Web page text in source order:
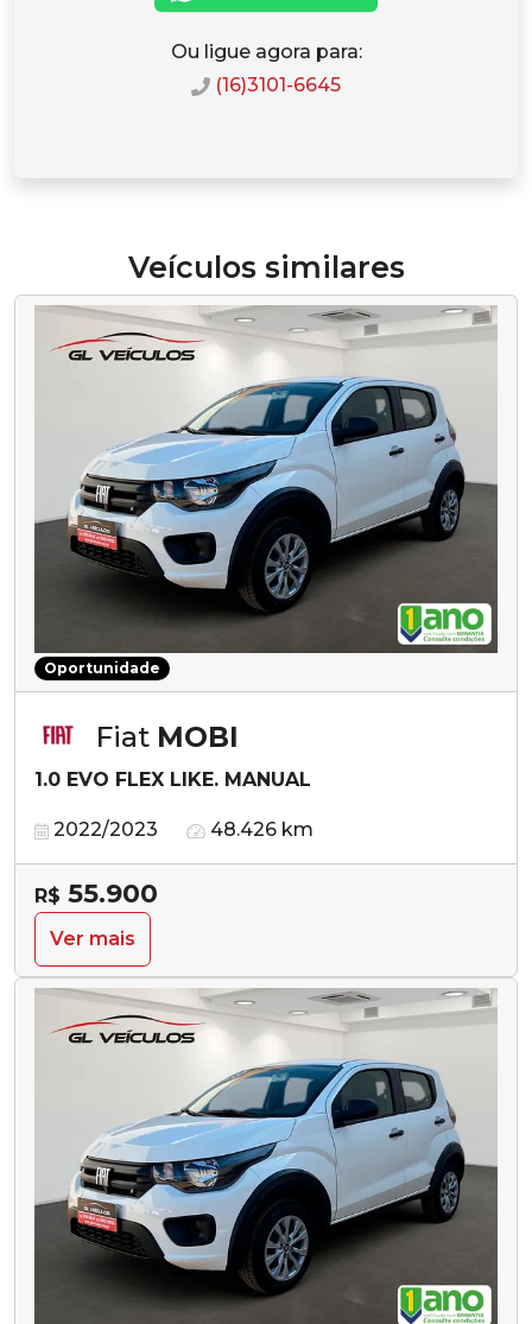
Ou ligue agora para:
(16)3101-6645
Veículos similares
Oportunidade
Fiat MOBI
1.0 EVO FLEX LIKE. MANUAL
2022/2023 48.426 km
R$ 55.900
Ver mais